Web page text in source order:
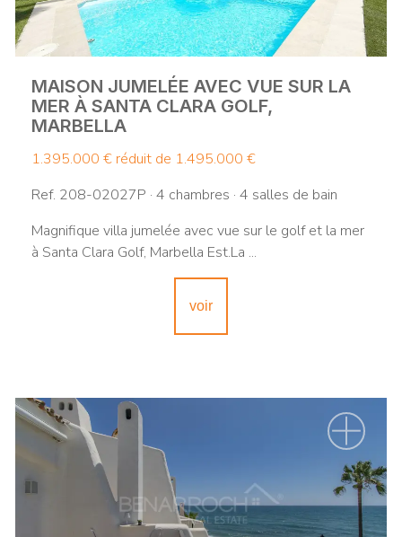
MAISON JUMELÉE AVEC VUE SUR LA
MER À SANTA CLARA GOLF,
MARBELLA
1.395.000 € réduit de 1.495.000 €
Ref. 208-02027P · 4 chambres · 4 salles de bain
Magnifique villa jumelée avec vue sur le golf et la mer
à Santa Clara Golf, Marbella Est.La ...
voir